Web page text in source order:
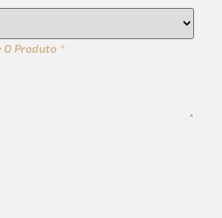
O Produto *